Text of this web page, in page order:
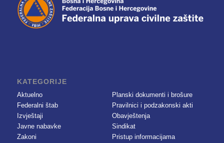
KATEGORIJE
Aktuelno
Federalni štab
Izvještaji
Javne nabavke
Zakoni
Planski dokumenti i brošure
Pravilnici i podzakonski akti
Obavještenja
Sindikat
Pristup informacijama